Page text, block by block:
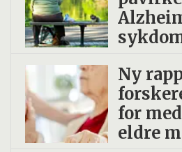
Ny
for
eldre